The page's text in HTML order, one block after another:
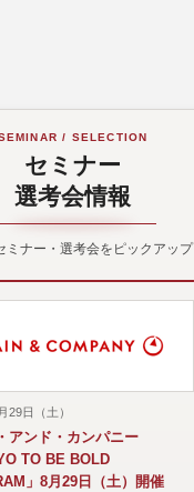
/ SELECTION
セミナー
選考会情報
ミナー・選考会をピックアップ
29日（土）
アンド・カンパニー
TO BE BOLD
」8月29日（土）開催